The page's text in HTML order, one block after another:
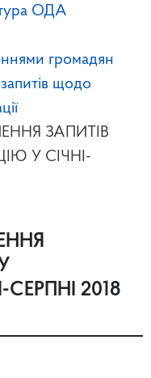
ОДА
громадян
щодо
ЗАПИТІВ
У СІЧНІ-
2018